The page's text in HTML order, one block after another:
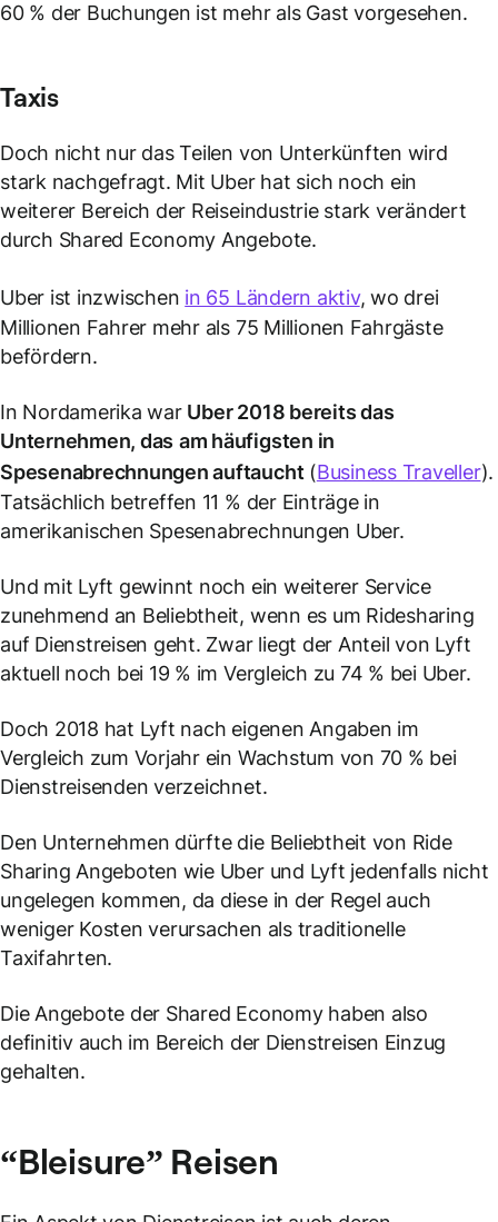
60 % der Buchungen ist mehr als Gast vorgesehen.
Taxis
Doch nicht nur das Teilen von Unterkünften wird
stark nachgefragt. Mit Uber hat sich noch ein
weiterer Bereich der Reiseindustrie stark verändert
durch Shared Economy Angebote.
Uber ist inzwischen in 65 Ländern aktiv, wo drei
Millionen Fahrer mehr als 75 Millionen Fahrgäste
befördern.
In Nordamerika war Uber 2018 bereits das
Unternehmen, das am häufigsten in
Spesenabrechnungen auftaucht (Business Traveller).
Tatsächlich betreffen 11 % der Einträge in
amerikanischen Spesenabrechnungen Uber.
Und mit Lyft gewinnt noch ein weiterer Service
zunehmend an Beliebtheit, wenn es um Ridesharing
auf Dienstreisen geht. Zwar liegt der Anteil von Lyft
aktuell noch bei 19 % im Vergleich zu 74 % bei Uber.
Doch 2018 hat Lyft nach eigenen Angaben im
Vergleich zum Vorjahr ein Wachstum von 70 % bei
Dienstreisenden verzeichnet.
Den Unternehmen dürfte die Beliebtheit von Ride
Sharing Angeboten wie Uber und Lyft jedenfalls nicht
ungelegen kommen, da diese in der Regel auch
weniger Kosten verursachen als traditionelle
Taxifahrten.
Die Angebote der Shared Economy haben also
definitiv auch im Bereich der Dienstreisen Einzug
gehalten.
“Bleisure” Reisen